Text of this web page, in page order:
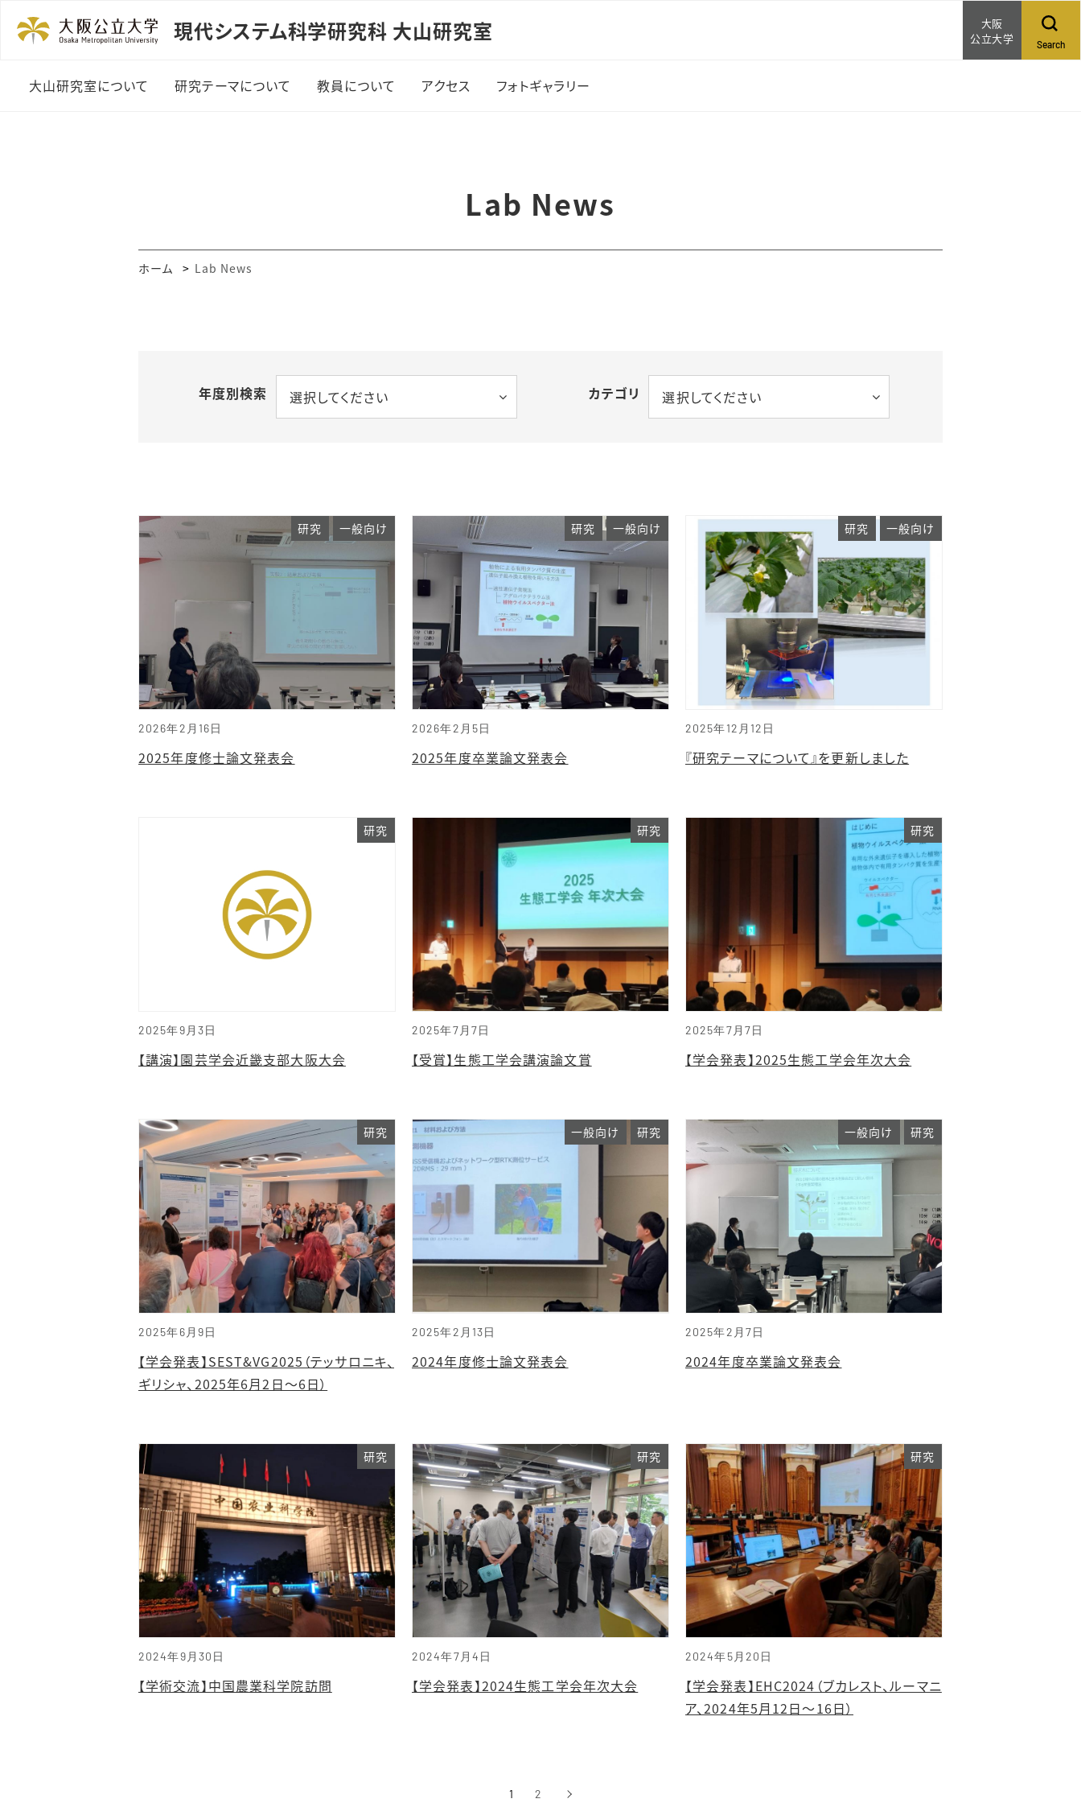
現代システム科学研究科 大山研究室
大阪
公立大学
Search
大山研究室について 研究テーマについて 教員について アクセス フォトギャラリー
Lab News
ホーム Lab News
年度別検索 選択してください カテゴリ 選択してください
2026年2月16日
研究 一般向け
2025年度修士論文発表会
2026年2月5日
研究 一般向け
2025年度卒業論文発表会
2025年12月12日
研究 一般向け
『研究テーマについて』を更新しました
2025年9月3日
研究
【講演】園芸学会近畿支部大阪大会
2025年7月7日
研究
【受賞】生態工学会講演論文賞
2025年7月7日
研究
【学会発表】2025生態工学会年次大会
2025年6月9日
研究
【学会発表】SEST&VG2025（テッサロニキ、
ギリシャ、2025年6月2日～6日）
2025年2月13日
一般向け 研究
2024年度修士論文発表会
2025年2月7日
一般向け 研究
2024年度卒業論文発表会
2024年9月30日
研究
【学術交流】中国農業科学院訪問
2024年7月4日
研究
【学会発表】2024生態工学会年次大会
2024年5月20日
研究
【学会発表】EHC2024（ブカレスト、ルーマニ
ア、2024年5月12日～16日）
1 2 ›次へ